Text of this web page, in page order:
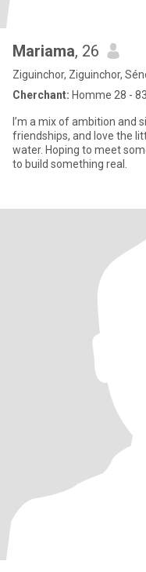
Mariama, 26
Ziguinchor, Ziguinchor,
Cherchant: Homme 28 - 83
I’m a mix of ambition and
friendships, and love the
water. Hoping to meet
to build something real.